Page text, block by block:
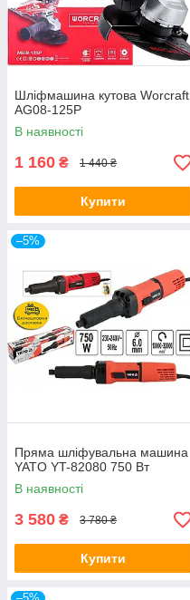
Шліфмашина кутова Worcraft
AG08-125P
В наявності
1 160 ₴ 1 440 ₴
Купити
–5%
Пряма шліфувальна машина
YATO YT-82080 750 Вт
В наявності
3 580 ₴ 3 780 ₴
Купити